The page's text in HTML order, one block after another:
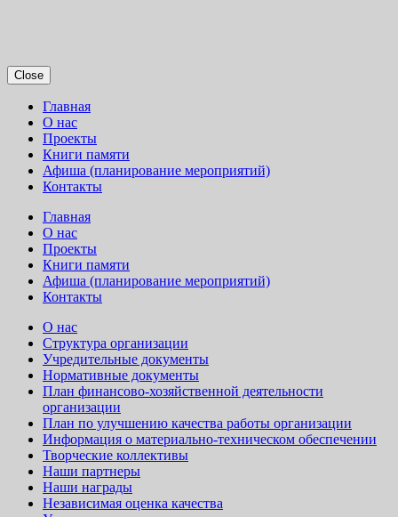
Close
Главная
О нас
Проекты
Книги памяти
Афиша (планирование мероприятий)
Контакты
Главная
О нас
Проекты
Книги памяти
Афиша (планирование мероприятий)
Контакты
О нас
Структура организации
Учредительные документы
Нормативные документы
План финансово-хозяйственной деятельности
организации
План по улучшению качества работы организации
Информация о материально-техническом обеспечении
Творческие коллективы
Наши партнеры
Наши награды
Независимая оценка качества